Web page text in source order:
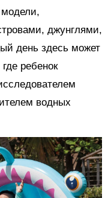
джунглями,
день здесь может
ребенок
водных